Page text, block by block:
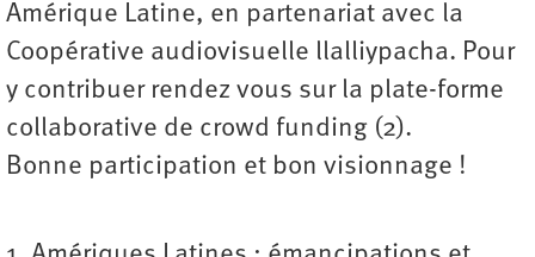
Amérique Latine, en partenariat avec la
Coopérative audiovisuelle llalliypacha. Pour
y contribuer rendez vous sur la plate-forme
collaborative de crowd funding (2).
Bonne participation et bon visionnage !